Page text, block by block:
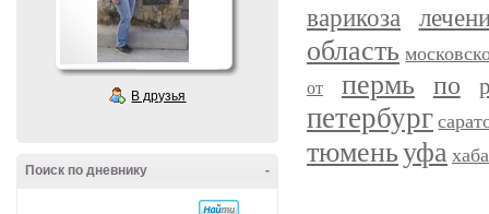
В друзья
-
Поиск по дневнику
варикоза
область
от пермь по
петербург
тюменьуфа